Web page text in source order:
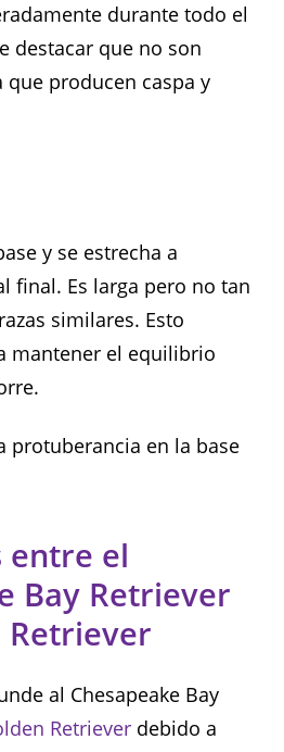
durante todo el
destacar que no son
que producen caspa y
y se estrecha a
final. Es larga pero no tan
similares. Esto
mantener el equilibrio
protuberancia en la base
entre el
Bay Retriever
Retriever
al Chesapeake Bay
Retriever debido a